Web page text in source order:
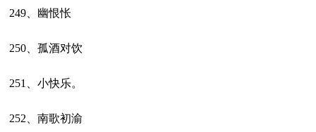
249、幽恨怅
250、孤酒对饮
251、小快乐。
252、南歌初渝